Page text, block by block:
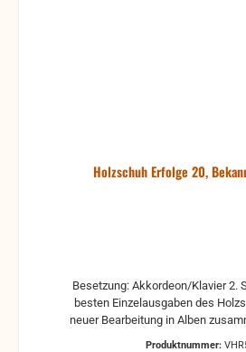
Holzschuh Erfolge 20,
Besetzung: Akkordeon/Klavier 2.
besten Einzelausgaben des
neuer Bearbeitung in Alben
Produktnummer: